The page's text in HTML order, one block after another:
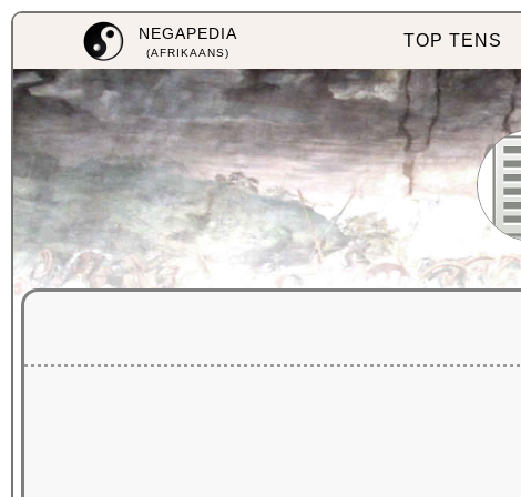
NEGAPEDIA
(AFRIKAANS)
TOP TENS